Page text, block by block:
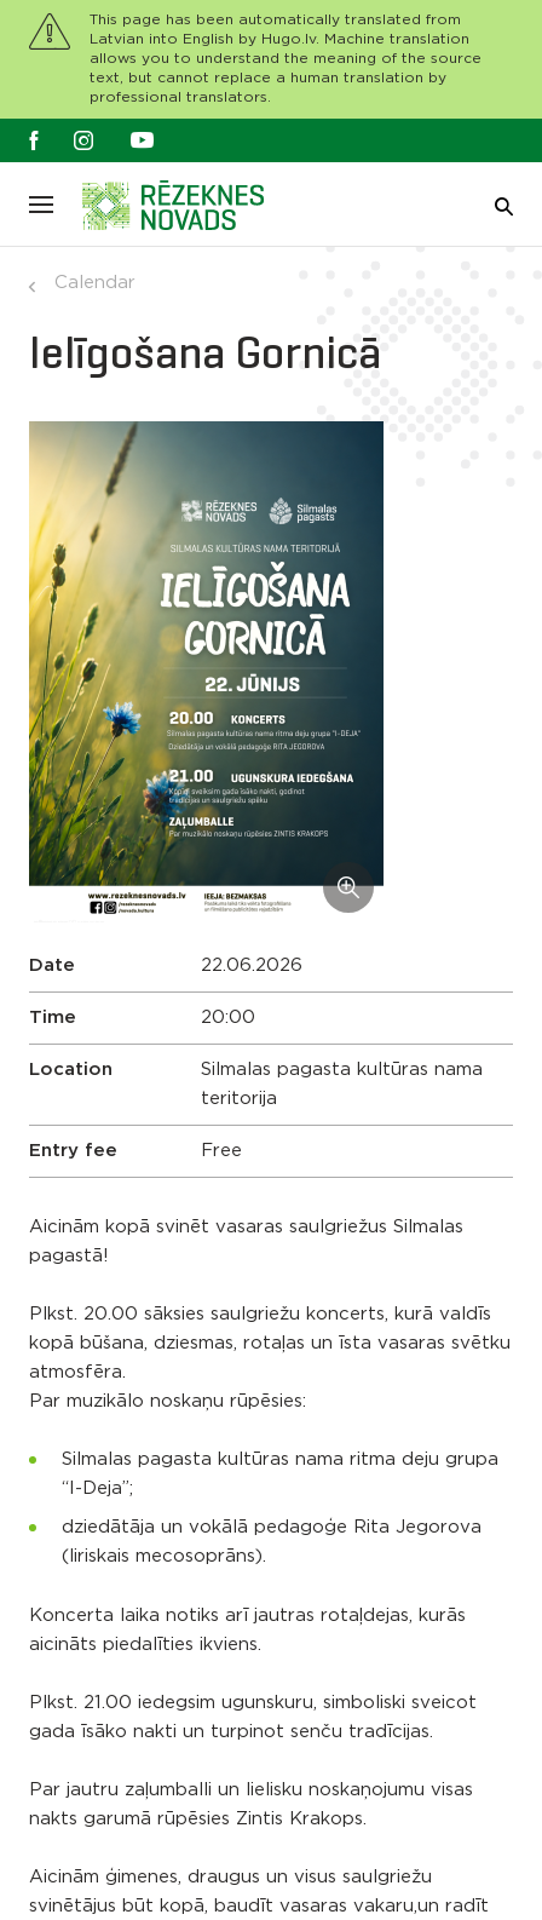
This page has been automatically translated from
Latvian into English by Hugo.lv. Machine translation
allows you to understand the meaning of the source
text, but cannot replace a human translation by
professional translators.
Calendar
Ielīgošana Gornicā
Date 22.06.2026
Time 20:00
Location
Silmalas pagasta kultūras nama
teritorija
Entry fee Free
Aicinām kopā svinēt vasaras saulgriežus Silmalas
pagastā!
Plkst. 20.00 sāksies saulgriežu koncerts, kurā valdīs
kopā būšana, dziesmas, rotaļas un īsta vasaras svētku
atmosfēra.
Par muzikālo noskaņu rūpēsies:
Silmalas pagasta kultūras nama ritma deju grupa
“I-Deja”;
dziedātāja un vokālā pedagoģe Rita Jegorova
(liriskais mecosoprāns).
Koncerta laika notiks arī jautras rotaļdejas, kurās
aicināts piedalīties ikviens.
Plkst. 21.00 iedegsim ugunskuru, simboliski sveicot
gada īsāko nakti un turpinot senču tradīcijas.
Par jautru zaļumballi un lielisku noskaņojumu visas
nakts garumā rūpēsies Zintis Krakops.
Aicinām ģimenes, draugus un visus saulgriežu
svinētājus būt kopā, baudīt vasaras vakaru,un radīt